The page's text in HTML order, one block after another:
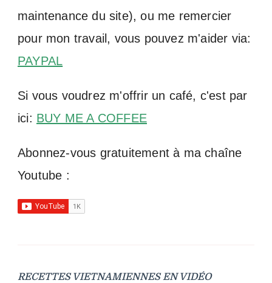
maintenance du site), ou me remercier
pour mon travail, vous pouvez m'aider via:
PAYPAL
Si vous voudrez m'offrir un café, c'est par
ici: BUY ME A COFFEE
Abonnez-vous gratuitement à ma chaîne
Youtube :
RECETTES VIETNAMIENNES EN VIDÉO